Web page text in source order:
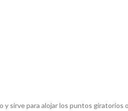
sirve para alojar los puntos giratorios